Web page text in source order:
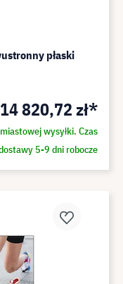
płaski
14 820,72 zł*
wysyłki. Czas
5-9 dni robocze